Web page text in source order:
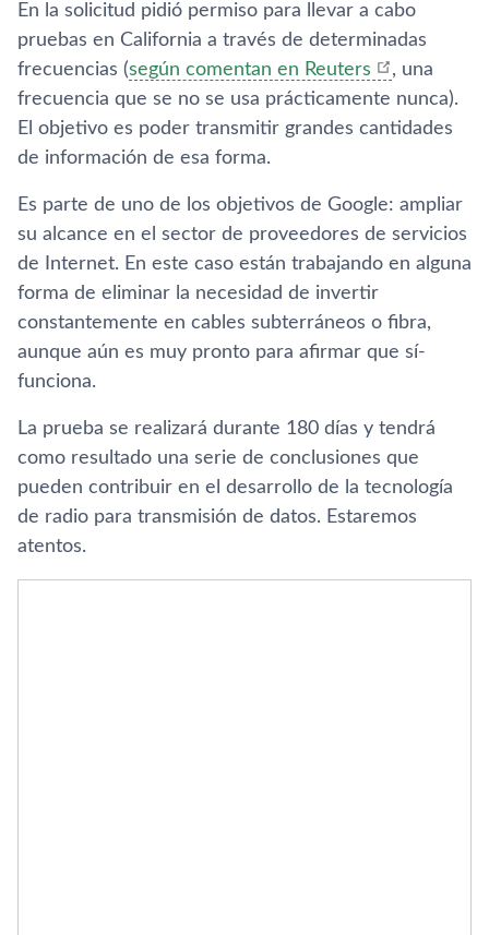
En la solicitud pidió permiso para llevar a cabo
pruebas en California a través de determinadas
frecuencias (según comentan en Reuters
, una
frecuencia que se no se usa prácticamente nunca).
El objetivo es poder transmitir grandes cantidades
de información de esa forma.
Es parte de uno de los objetivos de Google: ampliar
su alcance en el sector de proveedores de servicios
de Internet. En este caso están trabajando en alguna
forma de eliminar la necesidad de invertir
constantemente en cables subterráneos o fibra,
aunque aún es muy pronto para afirmar que sí­
funciona.
La prueba se realizará durante 180 dí­as y tendrá
como resultado una serie de conclusiones que
pueden contribuir en el desarrollo de la tecnologí­a
de radio para transmisión de datos. Estaremos
atentos.